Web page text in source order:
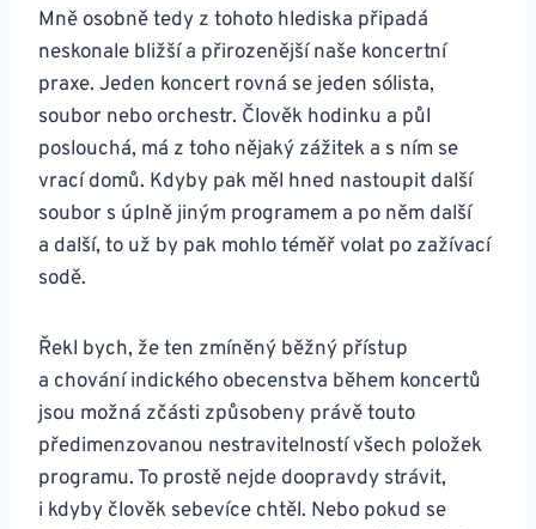
Mně osobně tedy z tohoto hlediska připadá
neskonale bližší a přirozenější naše koncertní
praxe. Jeden koncert rovná se jeden sólista,
soubor nebo orchestr. Člověk hodinku a půl
poslouchá, má z toho nějaký zážitek a s ním se
vrací domů. Kdyby pak měl hned nastoupit další
soubor s úplně jiným programem a po něm další
a další, to už by pak mohlo téměř volat po zažívací
sodě.
Řekl bych, že ten zmíněný běžný přístup
a chování indického obecenstva během koncertů
jsou možná zčásti způsobeny právě touto
předimenzovanou nestravitelností všech položek
programu. To prostě nejde doopravdy strávit,
i kdyby člověk sebevíce chtěl. Nebo pokud se